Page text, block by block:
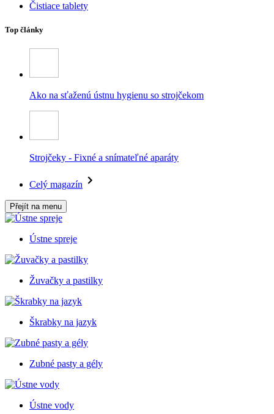
Čistiace tablety
Top články
Ako na sťaženú ústnu hygienu so strojčekom
Strojčeky - Fixné a snímateľné aparáty
Celý magazín
Přejít na menu
Ústne spreje
Žuvačky a pastilky
Škrabky na jazyk
Zubné pasty a gély
Ústne vody